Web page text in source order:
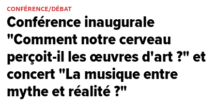
CONFÉRENCE/DÉBAT
Conférence inaugurale
"Comment notre cerveau
perçoit-il les œuvres d'art ?" et
concert "La musique entre
mythe et réalité ?"